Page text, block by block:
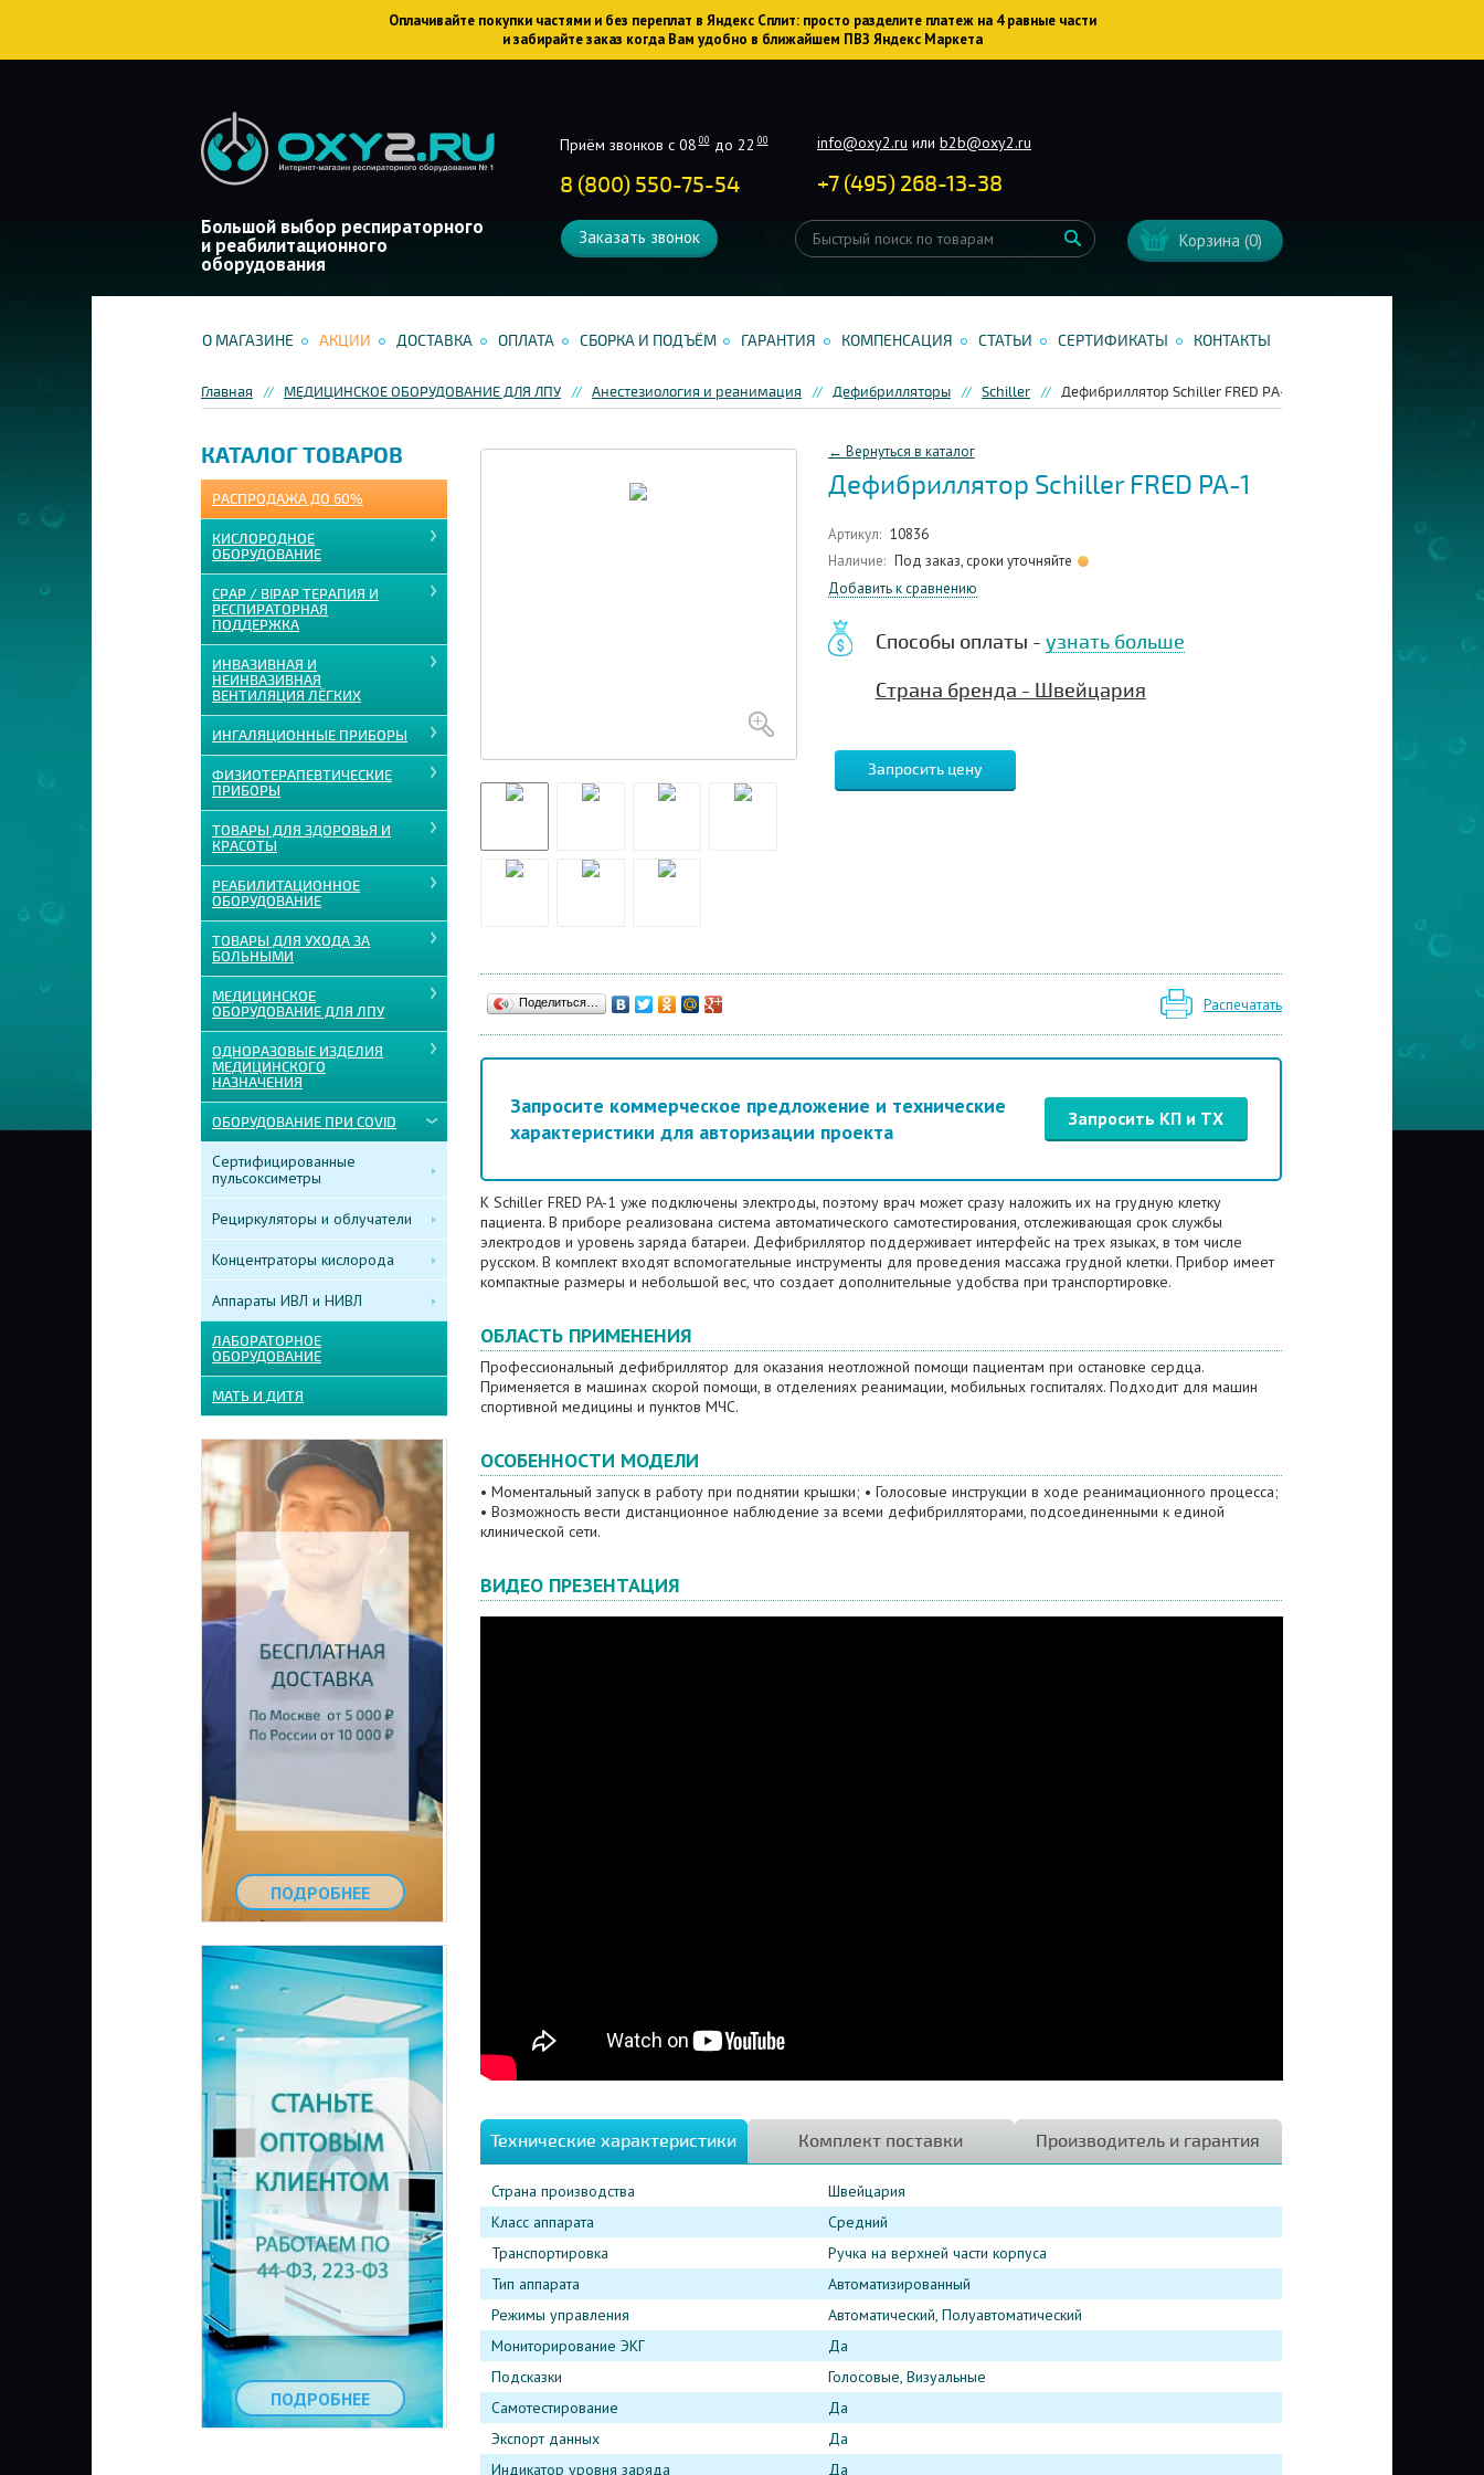
Оплачивайте покупки частями и без переплат в Яндекс Сплит: просто разделите платеж на 4 равные части
и забирайте заказ когда Вам удобно в ближайшем ПВЗ Яндекс Маркета
Большой выбор респираторного
и реабилитационного
оборудования
Приём звонков с 08 00до 22 00
8 (800) 550-75-54
info@oxy2.ru илиb2b@oxy2.ru
+7 (495) 268-13-38
Заказать звонок Корзина(0)
О МАГАЗИНЕ АКЦИИ ДОСТАВКА ОПЛАТА СБОРКА И ПОДЪЁМ ГАРАНТИЯ КОМПЕНСАЦИЯ СТАТЬИ СЕРТИФИКАТЫ КОНТАКТЫ
Главная МЕДИЦИНСКОЕ ОБОРУДОВАНИЕ ДЛЯ ЛПУ Анестезиология и реанимация Дефибрилляторы Schiller Дефибриллятор Schiller FRED PA-1
КАТАЛОГ ТОВАРОВ
РАСПРОДАЖА ДО 60%
КИСЛОРОДНОЕ
ОБОРУДОВАНИЕ
CPAP / BIPAP ТЕРАПИЯ И
РЕСПИРАТОРНАЯ
ПОДДЕРЖКА
ИНВАЗИВНАЯ И
НЕИНВАЗИВНАЯ
ВЕНТИЛЯЦИЯ ЛЁГКИХ
ИНГАЛЯЦИОННЫЕ ПРИБОРЫ
ФИЗИОТЕРАПЕВТИЧЕСКИЕ
ПРИБОРЫ
ТОВАРЫ ДЛЯ ЗДОРОВЬЯ И
КРАСОТЫ
РЕАБИЛИТАЦИОННОЕ
ОБОРУДОВАНИЕ
ТОВАРЫ ДЛЯ УХОДА ЗА
БОЛЬНЫМИ
МЕДИЦИНСКОЕ
ОБОРУДОВАНИЕ ДЛЯ ЛПУ
ОДНОРАЗОВЫЕ ИЗДЕЛИЯ
МЕДИЦИНСКОГО
НАЗНАЧЕНИЯ
ОБОРУДОВАНИЕ ПРИ COVID
Сертифицированные
пульсоксиметры
Рециркуляторы и облучатели
Концентраторы кислорода
Аппараты ИВЛ и НИВЛ
ЛАБОРАТОРНОЕ
ОБОРУДОВАНИЕ
МАТЬ И ДИТЯ
ПОДРОБНЕЕ
ПОДРОБНЕЕ
← Вернуться в каталог
Дефибриллятор Schiller FRED PA-1
Артикул: 10836
Наличие: Под заказ, сроки уточняйте
Добавить к сравнению
Способы оплаты - узнать больше
Страна бренда - Швейцария
Запросить цену
Поделиться… Распечатать
Запросите коммерческое предложение и технические
характеристики для авторизации проекта
Запросить КП и ТХ
К Schiller FRED PA-1 уже подключены электроды, поэтому врач может сразу наложить их на грудную клетку
пациента. В приборе реализована система автоматического самотестирования, отслеживающая срок службы
электродов и уровень заряда батареи. Дефибриллятор поддерживает интерфейс на трех языках, в том числе
русском. В комплект входят вспомогательные инструменты для проведения массажа грудной клетки. Прибор имеет
компактные размеры и небольшой вес, что создает дополнительные удобства при транспортировке.
ОБЛАСТЬ ПРИМЕНЕНИЯ
Профессиональный дефибриллятор для оказания неотложной помощи пациентам при остановке сердца.
Применяется в машинах скорой помощи, в отделениях реанимации, мобильных госпиталях. Подходит для машин
спортивной медицины и пунктов МЧС.
ОСОБЕННОСТИ МОДЕЛИ
• Моментальный запуск в работу при поднятии крышки; • Голосовые инструкции в ходе реанимационного процесса;
• Возможность вести дистанционное наблюдение за всеми дефибрилляторами, подсоединенными к единой
клинической сети.
ВИДЕО ПРЕЗЕНТАЦИЯ
Технические характеристики Комплект поставки Производитель и гарантия
Страна производства
Швейцария
Класс аппарата
Средний
Транспортировка
Ручка на верхней части корпуса
Тип аппарата
Автоматизированный
Режимы управления
Автоматический, Полуавтоматический
Мониторирование ЭКГ
Да
Подсказки
Голосовые, Визуальные
Самотестирование
Да
Экспорт данных
Да
Индикатор уровня заряда
Да